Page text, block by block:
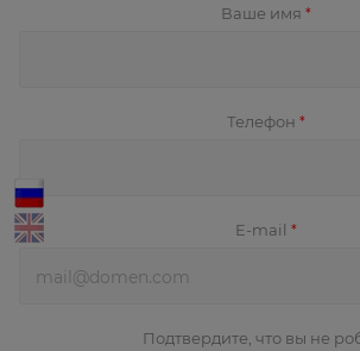
Ваше имя *
Телефон *
E-mail *
Подтвердите, что вы не